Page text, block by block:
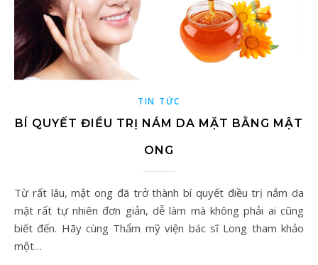
TIN TỨC
BÍ QUYẾT ĐIỀU TRỊ NÁM DA MẶT BẰNG MẬT
ONG
Từ rất lâu, mật ong đã trở thành bí quyết điều trị nắm da
mặt rất tự nhiên đơn giản, dễ làm mà không phải ai cũng
biết đến. Hãy cùng Thẩm mỹ viện bác sĩ Long tham khảo
một…